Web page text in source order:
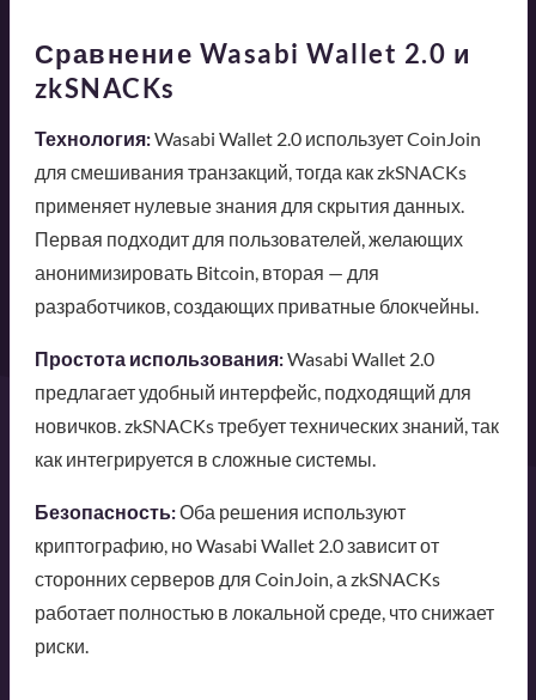
Сравнение Wasabi Wallet 2.0 и
zkSNACKs
Технология:Wasabi Wallet 2.0 использует CoinJoin
для смешивания транзакций, тогда как zkSNACKs
применяет нулевые знания для скрытия данных.
Первая подходит для пользователей, желающих
анонимизировать Bitcoin, вторая — для
разработчиков, создающих приватные блокчейны.
Простота использования:Wasabi Wallet 2.0
предлагает удобный интерфейс, подходящий для
новичков. zkSNACKs требует технических знаний, так
как интегрируется в сложные системы.
Безопасность:Оба решения используют
криптографию, но Wasabi Wallet 2.0 зависит от
сторонних серверов для CoinJoin, а zkSNACKs
работает полностью в локальной среде, что снижает
риски.